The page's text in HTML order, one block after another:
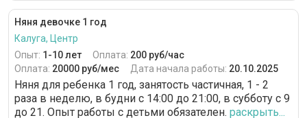
Няня девочке 1 год
Калуга, Центр
Опыт: 1-10 лет Оплата: 200 руб/час
Оплата: 20000 руб/мес Дата начала работы: 20.10.2025
Няня для ребенка 1 год, занятость частичная, 1 - 2
раза в неделю, в будни с 14:00 до 21:00, в субботу с 9
до 21. Опыт работы с детьми обязателен. раскрыть...